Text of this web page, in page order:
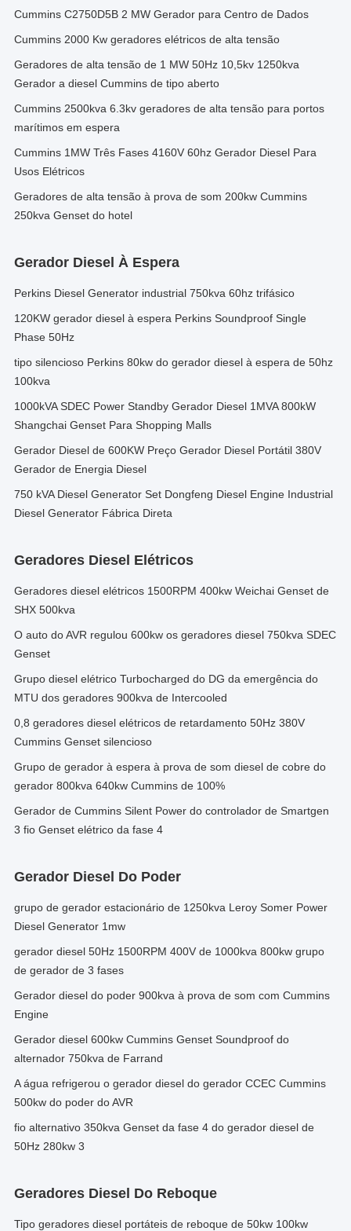
Cummins C2750D5B 2 MW Gerador para Centro de Dados
Cummins 2000 Kw geradores elétricos de alta tensão
Geradores de alta tensão de 1 MW 50Hz 10,5kv 1250kva
Gerador a diesel Cummins de tipo aberto
Cummins 2500kva 6.3kv geradores de alta tensão para portos
marítimos em espera
Cummins 1MW Três Fases 4160V 60hz Gerador Diesel Para
Usos Elétricos
Geradores de alta tensão à prova de som 200kw Cummins
250kva Genset do hotel
Gerador Diesel À Espera
Perkins Diesel Generator industrial 750kva 60hz trifásico
120KW gerador diesel à espera Perkins Soundproof Single
Phase 50Hz
tipo silencioso Perkins 80kw do gerador diesel à espera de 50hz
100kva
1000kVA SDEC Power Standby Gerador Diesel 1MVA 800kW
Shangchai Genset Para Shopping Malls
Gerador Diesel de 600KW Preço Gerador Diesel Portátil 380V
Gerador de Energia Diesel
750 kVA Diesel Generator Set Dongfeng Diesel Engine Industrial
Diesel Generator Fábrica Direta
Geradores Diesel Elétricos
Geradores diesel elétricos 1500RPM 400kw Weichai Genset de
SHX 500kva
O auto do AVR regulou 600kw os geradores diesel 750kva SDEC
Genset
Grupo diesel elétrico Turbocharged do DG da emergência do
MTU dos geradores 900kva de Intercooled
0,8 geradores diesel elétricos de retardamento 50Hz 380V
Cummins Genset silencioso
Grupo de gerador à espera à prova de som diesel de cobre do
gerador 800kva 640kw Cummins de 100%
Gerador de Cummins Silent Power do controlador de Smartgen
3 fio Genset elétrico da fase 4
Gerador Diesel Do Poder
grupo de gerador estacionário de 1250kva Leroy Somer Power
Diesel Generator 1mw
gerador diesel 50Hz 1500RPM 400V de 1000kva 800kw grupo
de gerador de 3 fases
Gerador diesel do poder 900kva à prova de som com Cummins
Engine
Gerador diesel 600kw Cummins Genset Soundproof do
alternador 750kva de Farrand
A água refrigerou o gerador diesel do gerador CCEC Cummins
500kw do poder do AVR
fio alternativo 350kva Genset da fase 4 do gerador diesel de
50Hz 280kw 3
Geradores Diesel Do Reboque
Tipo geradores diesel portáteis de reboque de 50kw 100kw